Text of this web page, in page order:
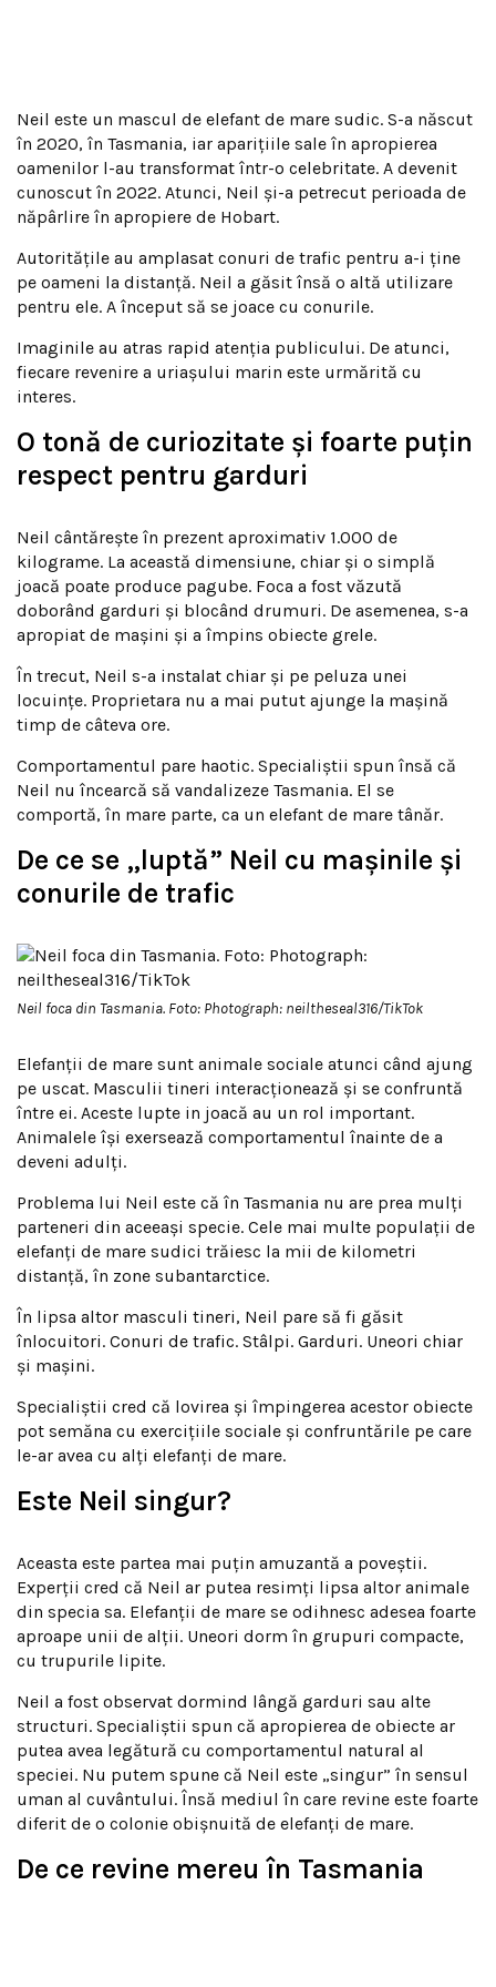
Neil este un mascul de elefant de mare sudic. S-a născut
în 2020, în Tasmania, iar aparițiile sale în apropierea
oamenilor l-au transformat într-o celebritate. A devenit
cunoscut în 2022. Atunci, Neil și-a petrecut perioada de
năpârlire în apropiere de Hobart.
Autoritățile au amplasat conuri de trafic pentru a-i ține
pe oameni la distanță. Neil a găsit însă o altă utilizare
pentru ele. A început să se joace cu conurile.
Imaginile au atras rapid atenția publicului. De atunci,
fiecare revenire a uriașului marin este urmărită cu
interes.
O tonă de curiozitate și foarte puțin
respect pentru garduri
Neil cântărește în prezent aproximativ 1.000 de
kilograme. La această dimensiune, chiar și o simplă
joacă poate produce pagube. Foca a fost văzută
doborând garduri și blocând drumuri. De asemenea, s-a
apropiat de mașini și a împins obiecte grele.
În trecut, Neil s-a instalat chiar și pe peluza unei
locuințe. Proprietara nu a mai putut ajunge la mașină
timp de câteva ore.
Comportamentul pare haotic. Specialiștii spun însă că
Neil nu încearcă să vandalizeze Tasmania. El se
comportă, în mare parte, ca un elefant de mare tânăr.
De ce se „luptă” Neil cu mașinile și
conurile de trafic
Neil foca din Tasmania. Foto: Photograph: neiltheseal316/TikTok
Elefanții de mare sunt animale sociale atunci când ajung
pe uscat. Masculii tineri interacționează și se confruntă
între ei. Aceste lupte in joacă au un rol important.
Animalele își exersează comportamentul înainte de a
deveni adulți.
Problema lui Neil este că în Tasmania nu are prea mulți
parteneri din aceeași specie. Cele mai multe populații de
elefanți de mare sudici trăiesc la mii de kilometri
distanță, în zone subantarctice.
În lipsa altor masculi tineri, Neil pare să fi găsit
înlocuitori. Conuri de trafic. Stâlpi. Garduri. Uneori chiar
și mașini.
Specialiștii cred că lovirea și împingerea acestor obiecte
pot semăna cu exercițiile sociale și confruntările pe care
le-ar avea cu alți elefanți de mare.
Este Neil singur?
Aceasta este partea mai puțin amuzantă a poveștii.
Experții cred că Neil ar putea resimți lipsa altor animale
din specia sa. Elefanții de mare se odihnesc adesea foarte
aproape unii de alții. Uneori dorm în grupuri compacte,
cu trupurile lipite.
Neil a fost observat dormind lângă garduri sau alte
structuri. Specialiștii spun că apropierea de obiecte ar
putea avea legătură cu comportamentul natural al
speciei. Nu putem spune că Neil este „singur” în sensul
uman al cuvântului. Însă mediul în care revine este foarte
diferit de o colonie obișnuită de elefanți de mare.
De ce revine mereu în Tasmania